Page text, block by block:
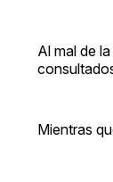
Al mal de
Mientras